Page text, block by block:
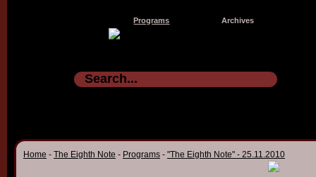
Programs Archives
Home - The Eighth Note - Programs - "The Eighth Note" - 25.11.2010